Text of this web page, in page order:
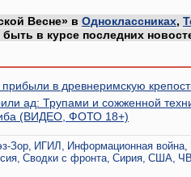
Весне» в Одноклассниках,
в курсе последних
прибыли в древнеримскую
ад: Трупами и сожженной
(ВИДЕО, ФОТО 18+)
Зор ИГИЛ Информационная война
Сводки с фронта Сирия США